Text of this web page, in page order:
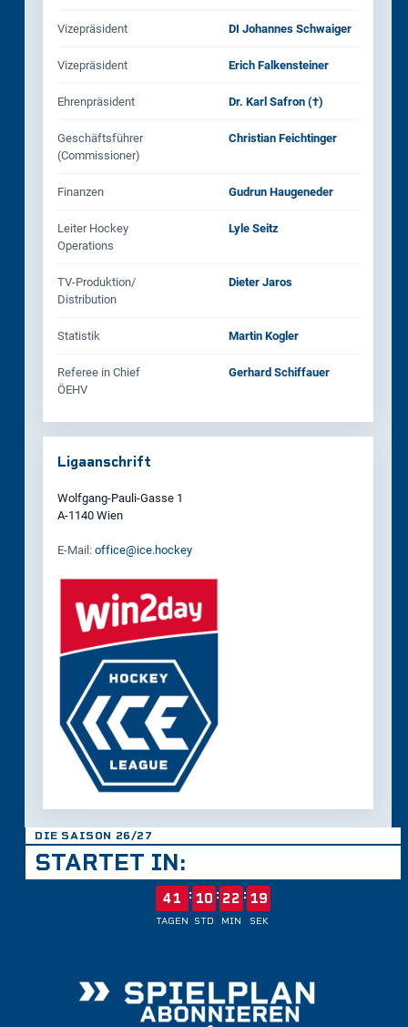
Vizepräsident DI Johannes Schwaiger
Vizepräsident Erich Falkensteiner
Ehrenpräsident Dr. Karl Safron (†)
Geschäftsführer
(Commissioner)
Christian Feichtinger
Finanzen Gudrun Haugeneder
Leiter Hockey
Operations
Lyle Seitz
TV‑Produktion/
Distribution
Dieter Jaros
Statistik Martin Kogler
Referee in Chief
ÖEHV
Gerhard Schiffauer
Ligaanschrift
Wolfgang‑Pauli‑Gasse 1
A‑1140 Wien
E‑Mail:office@ice.hockey
DIE SAISON 26/27
STARTET IN:
41
TAGEN
: 10
STD
: 22
MIN
: 19
SEK